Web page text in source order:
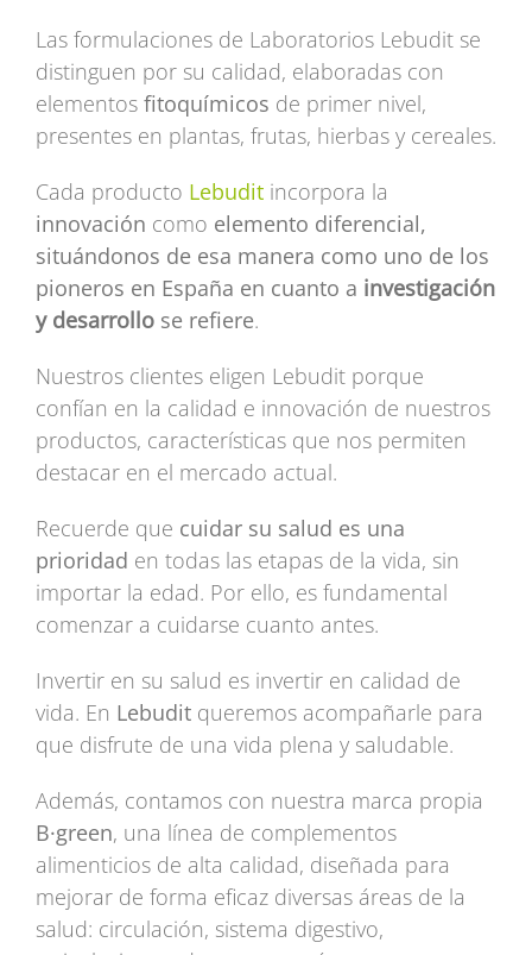
Las formulaciones de Laboratorios Lebudit se
distinguen por su calidad, elaboradas con
elementos fitoquímicos de primer nivel,
presentes en plantas, frutas, hierbas y cereales.
Cada producto Lebudit incorpora la
innovación como elemento diferencial,
situándonos de esa manera como uno de los
pioneros en España en cuanto a investigación
y desarrollo se refiere.
Nuestros clientes eligen Lebudit porque
confían en la calidad e innovación de nuestros
productos, características que nos permiten
destacar en el mercado actual.
Recuerde que cuidar su salud es una
prioridad en todas las etapas de la vida, sin
importar la edad. Por ello, es fundamental
comenzar a cuidarse cuanto antes.
Invertir en su salud es invertir en calidad de
vida. En Lebudit queremos acompañarle para
que disfrute de una vida plena y saludable.
Además, contamos con nuestra marca propia
B·green, una línea de complementos
alimenticios de alta calidad, diseñada para
mejorar de forma eficaz diversas áreas de la
salud: circulación, sistema digestivo,